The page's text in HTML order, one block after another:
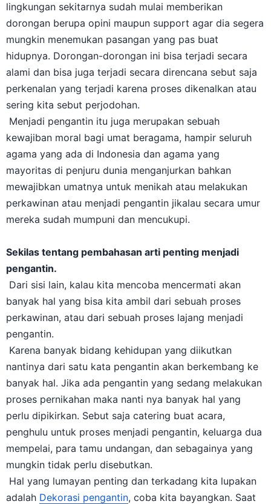
lingkungan sekitarnya sudah mulai memberikan
dorongan berupa opini maupun support agar dia segera
mungkin menemukan pasangan yang pas buat
hidupnya. Dorongan-dorongan ini bisa terjadi secara
alami dan bisa juga terjadi secara direncana sebut saja
perkenalan yang terjadi karena proses dikenalkan atau
sering kita sebut perjodohan.
Menjadi pengantin itu juga merupakan sebuah
kewajiban moral bagi umat beragama, hampir seluruh
agama yang ada di Indonesia dan agama yang
mayoritas di penjuru dunia menganjurkan bahkan
mewajibkan umatnya untuk menikah atau melakukan
perkawinan atau menjadi pengantin jikalau secara umur
mereka sudah mumpuni dan mencukupi.
Sekilas tentang pembahasan arti penting menjadi
pengantin.
Dari sisi lain, kalau kita mencoba mencermati akan
banyak hal yang bisa kita ambil dari sebuah proses
perkawinan, atau dari sebuah proses lajang menjadi
pengantin.
Karena banyak bidang kehidupan yang diikutkan
nantinya dari satu kata pengantin akan berkembang ke
banyak hal. Jika ada pengantin yang sedang melakukan
proses pernikahan maka nanti nya banyak hal yang
perlu dipikirkan. Sebut saja catering buat acara,
penghulu untuk proses menjadi pengantin, keluarga dua
mempelai, para tamu undangan, dan sebagainya yang
mungkin tidak perlu disebutkan.
Hal yang lumayan penting dan terkadang kita lupakan
adalah Dekorasi pengantin, coba kita bayangkan. Saat